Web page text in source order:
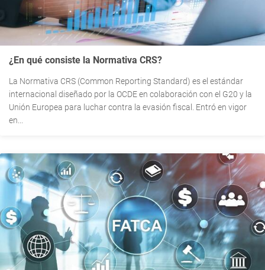
¿En qué consiste la Normativa CRS?
La Normativa CRS (Common Reporting Standard) es el estándar
internacional diseñado por la OCDE en colaboración con el G20 y la
Unión Europea para luchar contra la evasión fiscal. Entró en vigor
en...